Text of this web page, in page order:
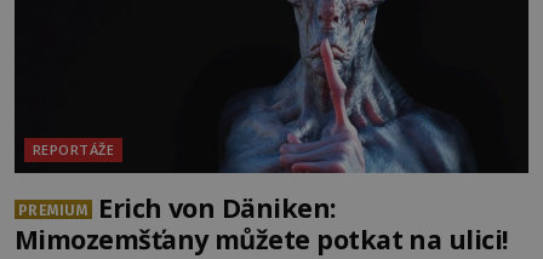
REPORTÁŽE
PREMIUM
Erich von Däniken:
Mimozemšťany můžete potkat na ulici!